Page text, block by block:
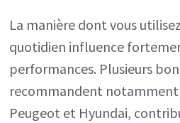
La manière dont vous
quotidien influence
performances. Plusieurs
recommandent notamment
Peugeot et Hyundai,